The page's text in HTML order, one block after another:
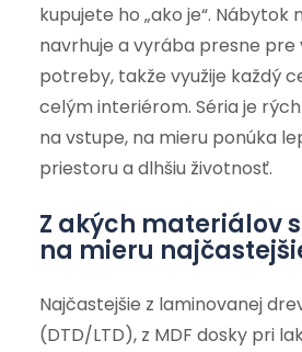
kupujete ho „ako je“. Nábytok
navrhuje a vyrába presne pre
potreby, takže využije každý
celým interiérom. Séria je
na vstupe, na mieru ponúka
priestoru a dlhšiu životnosť.
Z akých materiálov
na mieru
Najčastejšie z laminovanej
(DTD/LTD), z MDF dosky pri